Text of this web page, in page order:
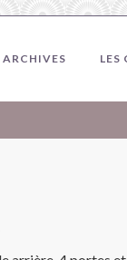
ARCHIVES LES